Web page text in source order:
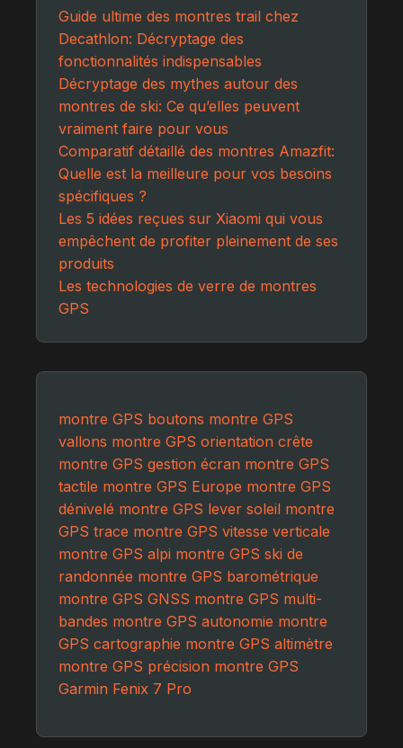
Guide ultime des montres trail chez
Decathlon: Décryptage des
fonctionnalités indispensables
Décryptage des mythes autour des
montres de ski: Ce qu’elles peuvent
vraiment faire pour vous
Comparatif détaillé des montres Amazfit:
Quelle est la meilleure pour vos besoins
spécifiques ?
Les 5 idées reçues sur Xiaomi qui vous
empêchent de profiter pleinement de ses
produits
Les technologies de verre de montres
GPS
montre GPS boutons montre GPS
vallons montre GPS orientation crête
montre GPS gestion écran montre GPS
tactile montre GPS Europe montre GPS
dénivelé montre GPS lever soleil montre
GPS trace montre GPS vitesse verticale
montre GPS alpi montre GPS ski de
randonnée montre GPS barométrique
montre GPS GNSS montre GPS multi-
bandes montre GPS autonomie montre
GPS cartographie montre GPS altimètre
montre GPS précision montre GPS
Garmin Fenix 7 Pro